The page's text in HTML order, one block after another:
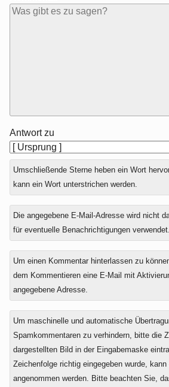
Antwort zu
Umschließende Sterne heben ein Wort
kann ein Wort unterstrichen werden.
Die angegebene E-Mail-Adresse wird nicht
für eventuelle Benachrichtigungen verwendet.
Um einen Kommentar hinterlassen zu
dem Kommentieren eine E-Mail mit
angegebene Adresse.
Um maschinelle und automatische
Spamkommentaren zu verhindern, bitte die
dargestellten Bild in der Eingabemaske
Zeichenfolge richtig eingegeben wurde,
angenommen werden. Bitte beachten Sie,